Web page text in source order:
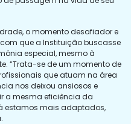
o momento desafiador e
que a Instituição buscasse
especial, mesmo à
“Trata-se de um momento de
que atuam na área
nos deixou ansiosos e
a mesma eficiência da
estamos mais adaptados,